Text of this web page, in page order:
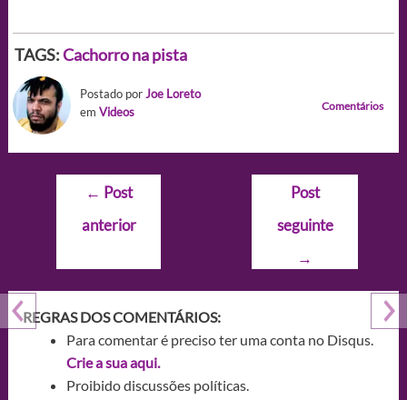
TAGS:Cachorro na pista
Postado porJoe Loreto
em Videos Comentários
Navegação
Post
← Post
anterior
Post
seguinte
→
REGRAS DOS COMENTÁRIOS:
Para comentar é preciso ter uma conta no Disqus.
Crie a sua aqui.
Proibido discussões políticas.